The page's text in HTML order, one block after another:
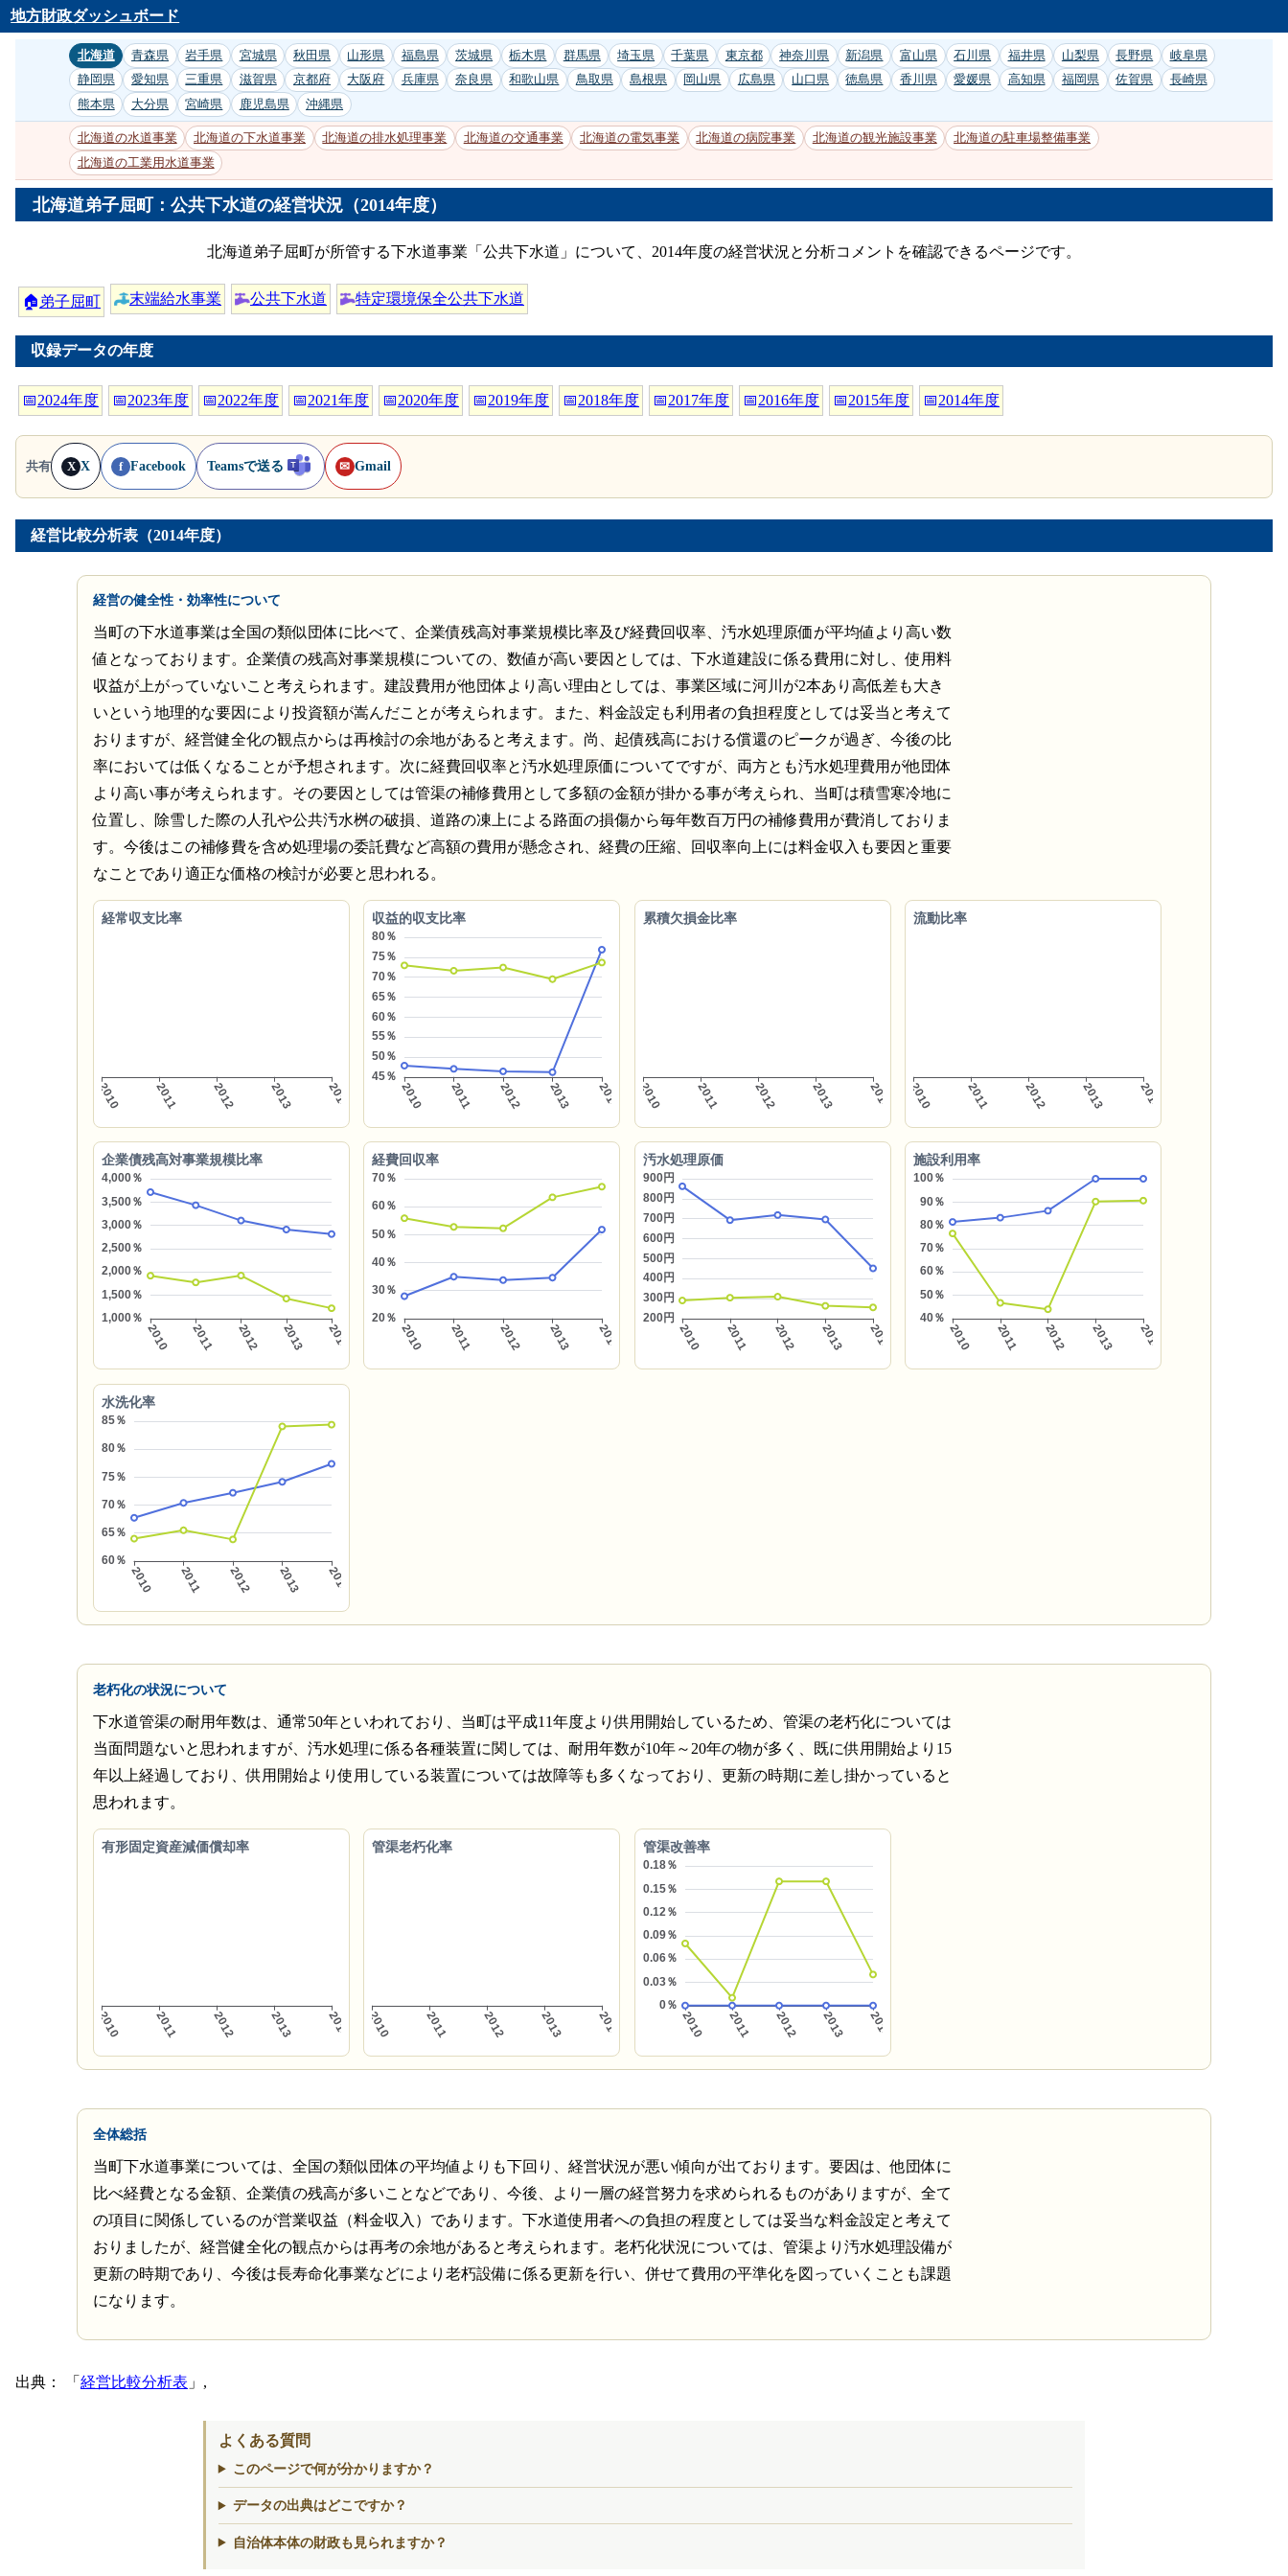
地方財政ダッシュボード
北海道 青森県 岩手県 宮城県 秋田県 山形県 福島県 茨城県 栃木県 群馬県 埼玉県 千葉県 東京都 神奈川県 新潟県 富山県 石川県 福井県 山梨県 長野県
岐阜県
静岡県
愛知県 三重県 滋賀県 京都府 大阪府 兵庫県 奈良県 和歌山県 鳥取県 島根県 岡山県 広島県 山口県 徳島県 香川県 愛媛県 高知県 福岡県 佐賀県
長崎県
熊本県
大分県 宮崎県 鹿児島県 沖縄県
北海道の水道事業 北海道の下水道事業 北海道の排水処理事業 北海道の交通事業 北海道の電気事業 北海道の病院事業 北海道の観光施設事業
北海道の駐車場整備事業
北海道の工業用水道事業
北海道弟子屈町：公共下水道の経営状況（2014年度）
北海道弟子屈町が所管する下水道事業「公共下水道」について、2014年度の経営状況と分析コメントを確認できるページです。
🏠 弟子屈町 末端給水事業 公共下水道 特定環境保全公共下水道
収録データの年度
📅2024年度 📅2023年度 📅2022年度 📅2021年度 📅2020年度 📅2019年度 📅2018年度 📅2017年度 📅2016年度 📅2015年度 📅2014年度
共有 X X f Facebook Teamsで送る ✉ Gmail
経営比較分析表（2014年度）
経営の健全性・効率性について
当町の下水道事業は全国の類似団体に比べて、企業債残高対事業規模比率及び経費回収率、汚水処理原価が平均値より高い数
値となっております。企業債の残高対事業規模についての、数値が高い要因としては、下水道建設に係る費用に対し、使用料
収益が上がっていないこと考えられます。建設費用が他団体より高い理由としては、事業区域に河川が2本あり高低差も大き
いという地理的な要因により投資額が嵩んだことが考えられます。また、料金設定も利用者の負担程度としては妥当と考えて
おりますが、経営健全化の観点からは再検討の余地があると考えます。尚、起債残高における償還のピークが過ぎ、今後の比
率においては低くなることが予想されます。次に経費回収率と汚水処理原価についてですが、両方とも汚水処理費用が他団体
より高い事が考えられます。その要因としては管渠の補修費用として多額の金額が掛かる事が考えられ、当町は積雪寒冷地に
位置し、除雪した際の人孔や公共汚水桝の破損、道路の凍上による路面の損傷から毎年数百万円の補修費用が費消しておりま
す。今後はこの補修費を含め処理場の委託費など高額の費用が懸念され、経費の圧縮、回収率向上には料金収入も要因と重要
なことであり適正な価格の検討が必要と思われる。
経常収支比率 収益的収支比率 累積欠損金比率 流動比率
企業債残高対事業規模比率 経費回収率 汚水処理原価 施設利用率
水洗化率
老朽化の状況について
下水道管渠の耐用年数は、通常50年といわれており、当町は平成11年度より供用開始しているため、管渠の老朽化については
当面問題ないと思われますが、汚水処理に係る各種装置に関しては、耐用年数が10年～20年の物が多く、既に供用開始より15
年以上経過しており、供用開始より使用している装置については故障等も多くなっており、更新の時期に差し掛かっていると
思われます。
有形固定資産減価償却率 管渠老朽化率 管渠改善率
全体総括
当町下水道事業については、全国の類似団体の平均値よりも下回り、経営状況が悪い傾向が出ております。要因は、他団体に
比べ経費となる金額、企業債の残高が多いことなどであり、今後、より一層の経営努力を求められるものがありますが、全て
の項目に関係しているのが営業収益（料金収入）であります。下水道使用者への負担の程度としては妥当な料金設定と考えて
おりましたが、経営健全化の観点からは再考の余地があると考えられます。老朽化状況については、管渠より汚水処理設備が
更新の時期であり、今後は長寿命化事業などにより老朽設備に係る更新を行い、併せて費用の平準化を図っていくことも課題
になります。
出典： 経営比較分析表 ,
よくある質問
このページで何が分かりますか？
データの出典はどこですか？
自治体本体の財政も見られますか？